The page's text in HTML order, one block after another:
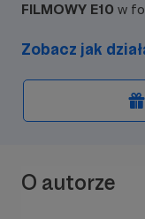
FILMOWY E10 w
Zobacz jak
O autorze